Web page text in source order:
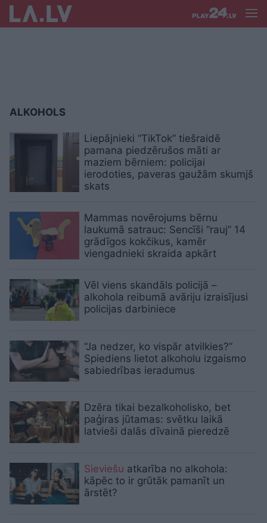
ALKOHOLS
Liepājnieki “TikTok” tiešraidē
pamana piedzērušos māti ar
maziem bērniem: policijai
ierodoties, paveras gaužām skumjš
skats
Mammas novērojums bērnu
laukumā satrauc: Sencīši “rauj” 14
grādīgos kokčikus, kamēr
viengadnieki skraida apkārt
Vēl viens skandāls policijā –
alkohola reibumā avāriju izraisījusi
policijas darbiniece
“Ja nedzer, ko vispār atvilkies?”
Spiediens lietot alkoholu izgaismo
sabiedrības ieradumus
Dzēra tikai bezalkoholisko, bet
paģiras jūtamas: svētku laikā
latvieši dalās dīvainā pieredzē
Sieviešu atkarība no alkohola:
kāpēc to ir grūtāk pamanīt un
ārstēt?